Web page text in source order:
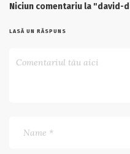
Niciun comentariu la "david-
LASĂ UN RĂSPUNS